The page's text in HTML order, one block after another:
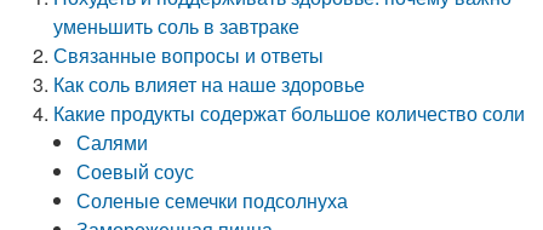
уменьшить соль в завтраке
Связанные вопросы и ответы
Как соль влияет на наше здоровье
Какие продукты содержат большое количество соли
Салями
Соевый соус
Соленые семечки подсолнуха